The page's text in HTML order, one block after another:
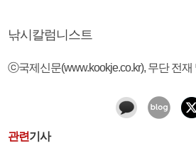
낚시칼럼니스트
ⓒ국제신문(www.kookje.co.kr), 무단 전재
관련기사